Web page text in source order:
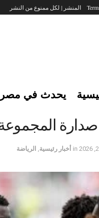
المنشر | لكل ممنوع من النشر
يحدث في مصر
المجموعة
in أخبار رئيسية الرياضة